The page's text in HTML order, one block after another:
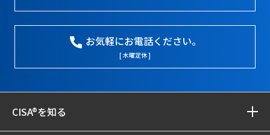
お気軽にお電話ください。
[ 木曜定休 ]
CISA®を知る